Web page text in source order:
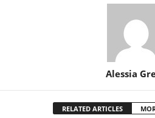
Alessia
RELATED ARTICLES